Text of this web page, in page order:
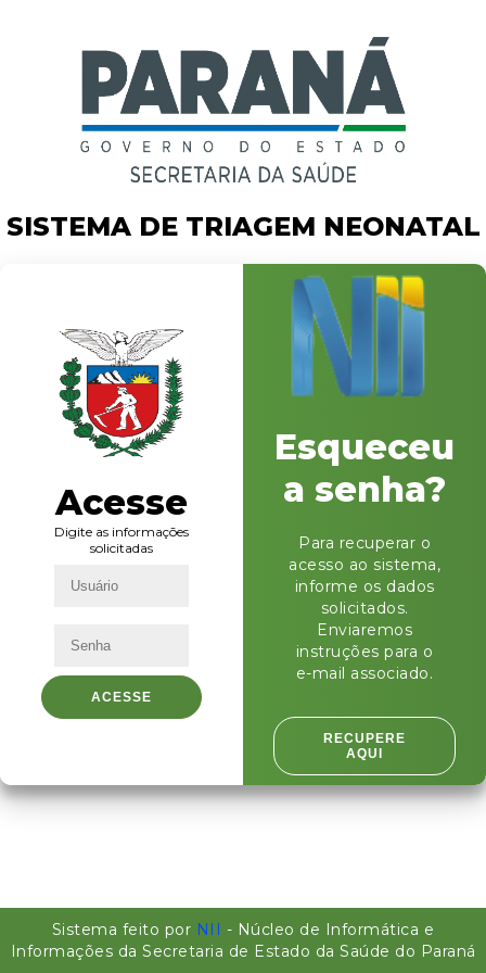
SISTEMA DE TRIAGEM NEONATAL
Acesse
Digite as informações
solicitadas
ACESSE
vindo
conectado se
informações
ACESSE
Esqueceu
a senha?
Para recuperar o
acesso ao sistema,
informe os dados
solicitados.
Enviaremos
instruções para o
e-mail associado.
RECUPERE
AQUI
Sistema feito por NII - Núcleo de Informática e
Informações da Secretaria de Estado da Saúde do Paraná